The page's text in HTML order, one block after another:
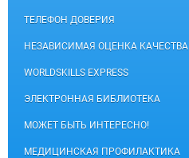
ТЕЛЕФОН ДОВЕРИЯ
НЕЗАВИСИМАЯ ОЦЕНКА КАЧЕСТВА
WORLDSKILLS EXPRESS
ЭЛЕКТРОННАЯ БИБЛИОТЕКА
МОЖЕТ БЫТЬ ИНТЕРЕСНО!
МЕДИЦИНСКАЯ ПРОФИЛАКТИКА